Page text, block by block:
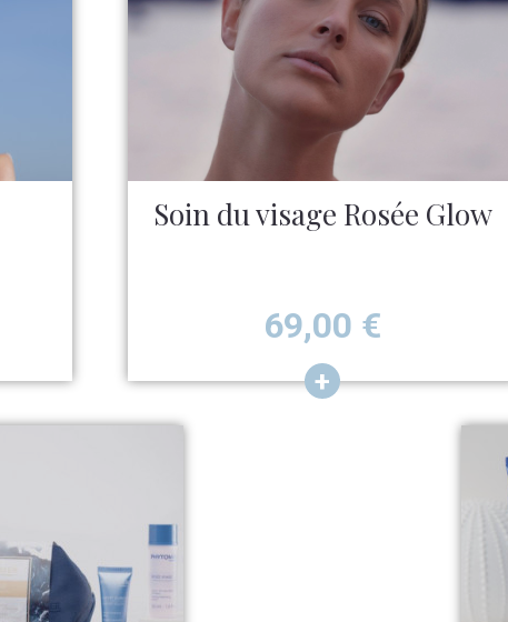
Soin du visage Rosée Glow
Prix
69,00 €